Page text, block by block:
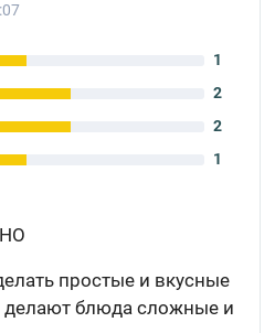
1
2
2
1
простые и вкусные
делают блюда сложные и